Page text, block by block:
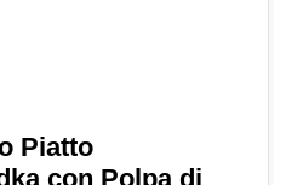
Piatto
con Polpa di